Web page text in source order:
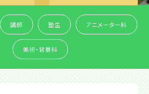
講師 塾生 アニメーター科
美術・背景科